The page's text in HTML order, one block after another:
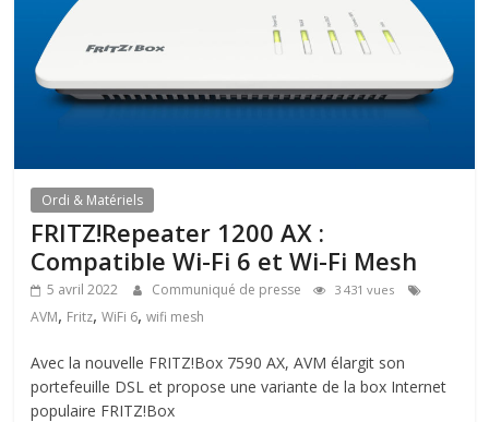
Ordi & Matériels
FRITZ!Repeater 1200 AX :
Compatible Wi-Fi 6 et Wi-Fi Mesh
5 avril 2022 Communiqué de presse 3 431 vues
AVM, Fritz,WiFi 6,wifi mesh
Avec la nouvelle FRITZ!Box 7590 AX, AVM élargit son
portefeuille DSL et propose une variante de la box Internet
populaire FRITZ!Box